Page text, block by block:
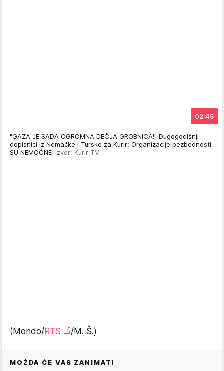
02:45
"GAZA JE SADA OGROMNA DEČJA GROBNICA!" Dugogodišnji
dopisnici iz Nemačke i Turske za Kurir: Organizacije bezbednosti
SU NEMOĆNE Izvor: Kurir TV
(Mondo/RTS /M. Š.)
MOŽDA ĆE VAS ZANIMATI